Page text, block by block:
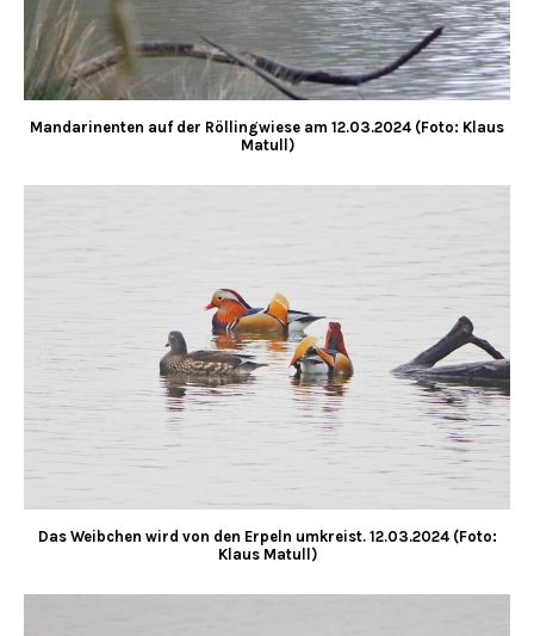
Mandarinenten auf der Röllingwiese am 12.03.2024 (Foto: Klaus
Matull)
Das Weibchen wird von den Erpeln umkreist. 12.03.2024 (Foto:
Klaus Matull)